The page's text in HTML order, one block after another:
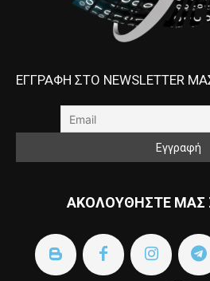
ΕΓΓΡΑΦΗ ΣΤΟ NEWSLETTER
ΑΚΟΛΟΥΘΗΣΤΕ ΜΑΣ